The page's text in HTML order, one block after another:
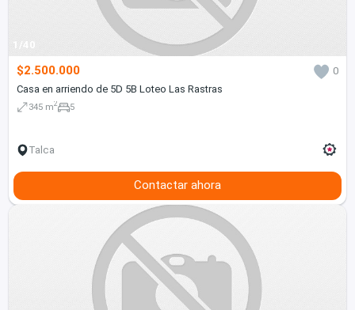
1/40
$2.500.000
0
Casa en arriendo de 5D 5B Loteo Las Rastras
345 m2 5
Talca
Contactar ahora